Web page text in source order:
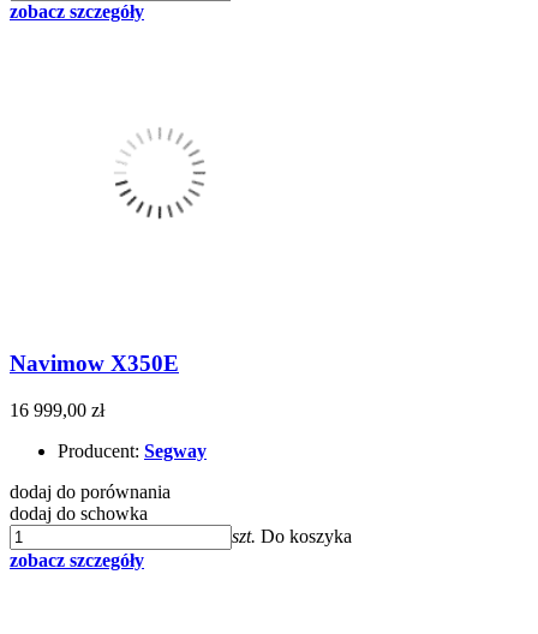
zobacz szczegóły
Navimow X350E
16 999,00 zł
Producent: Segway
dodaj do porównania
dodaj do schowka
szt. Do koszyka
zobacz szczegóły